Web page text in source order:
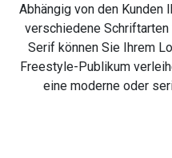
Abhängig von den Kunden
verschiedene
Serif können Sie Ihrem
Freestyle-Publikum
eine moderne oder